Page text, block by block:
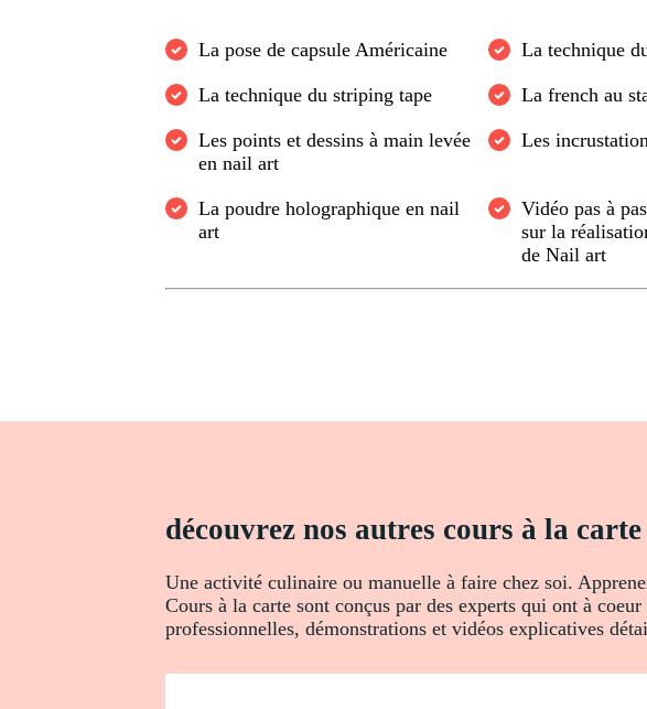
La pose de capsule Américaine La technique
La technique du striping tape La french au
Les points et dessins à main levée
en nail art
Les
La poudre holographique en nail
art
Vidéo pas à
sur la
de Nail art
découvrez nos autres cours à la carte
Une activité culinaire ou manuelle à faire chez soi.
Cours à la carte sont conçus par des experts qui ont à
professionnelles, démonstrations et vidéos explicatives